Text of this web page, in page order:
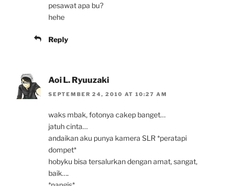
pesawat apa bu?
hehe
Reply
Aoi L. Ryuuzaki
SEPTEMBER 24, 2010 AT 10:27 AM
waks mbak, fotonya cakep banget…
jatuh cinta…
andaikan aku punya kamera SLR *peratapi
dompet*
hobyku bisa tersalurkan dengan amat, sangat,
baik….